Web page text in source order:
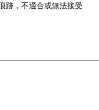
跡，不適合或無法接受